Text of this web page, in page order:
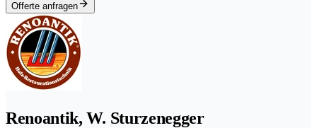
Offerte anfragen
Renoantik, W. Sturzenegger